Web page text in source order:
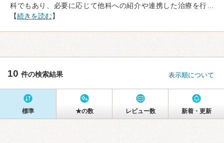
科でもあり、必要に応じて他科への紹介や連携した治療を行…
【続きを読む】
10 件の検索結果 表示順について
標準 ★の数 レビュー数 新着・更新